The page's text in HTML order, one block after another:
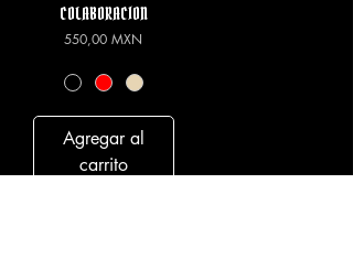
COLABORACION
Precio
550,00 MXN
Agregar al
carrito